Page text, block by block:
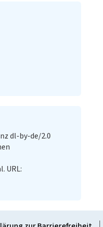
dl-by-de/2.0
URL: